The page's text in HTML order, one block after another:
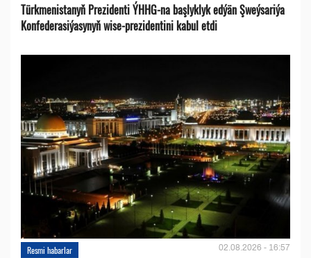
Türkmenistanyň Prezidenti ÝHHG-na başlyklyk edýän Şweýsariýa
Konfederasiýasynyň wise-prezidentini kabul etdi
Resmi habarlar 02.08.2026 - 16:57